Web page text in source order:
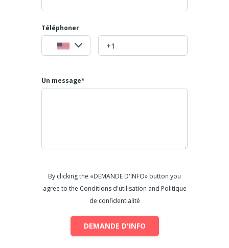
Téléphoner
Un message*
By clicking the «DEMANDE D'INFO» button you
agree to the Conditions d'utilisation and Politique
de confidentialité
DEMANDE D'INFO